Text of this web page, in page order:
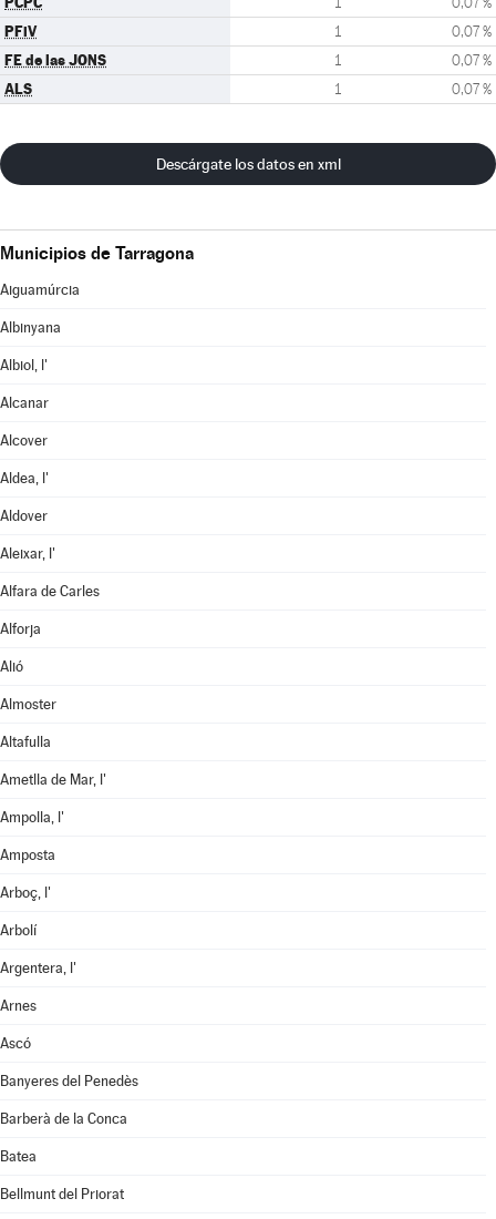
PFiV 1 0,07 %
FE de las JONS 1 0,07 %
ALS 1 0,07 %
Descárgate los datos en xml
Municipios de Tarragona
Aiguamúrcia
Albinyana
Albiol, l'
Alcanar
Alcover
Aldea, l'
Aldover
Aleixar, l'
Alfara de Carles
Alforja
Alió
Almoster
Altafulla
Ametlla de Mar, l'
Ampolla, l'
Amposta
Arboç, l'
Arbolí
Argentera, l'
Arnes
Ascó
Banyeres del Penedès
Barberà de la Conca
Batea
Bellmunt del Priorat